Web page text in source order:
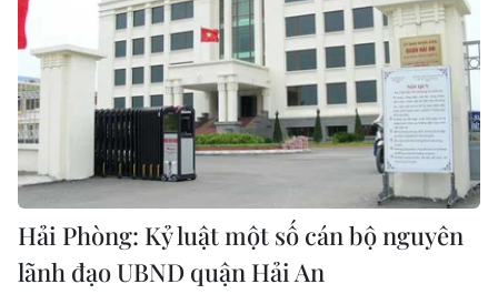
Hải Phòng: Kỷ luật một số cán bộ nguyên
lãnh đạo UBND quận Hải An